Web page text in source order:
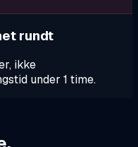
rundt
ikke
under 1 time.